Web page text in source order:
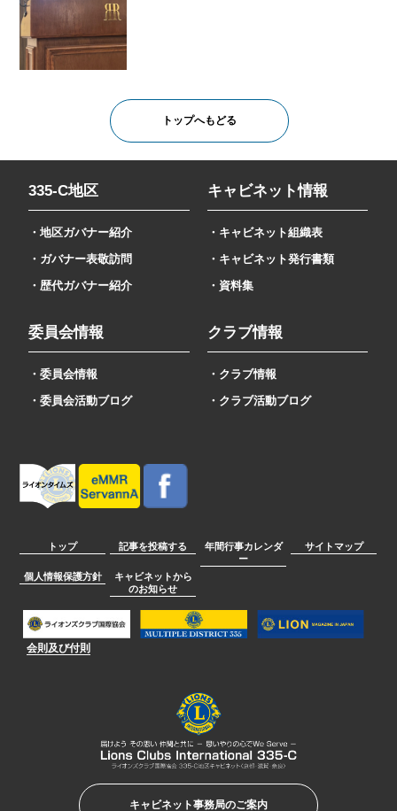
トップへもどる
335-C地区
・地区ガバナー紹介
・ガバナー表敬訪問
・歴代ガバナー紹介
キャビネット情報
・キャビネット組織表
・キャビネット発行書類
・資料集
委員会情報
・委員会情報
・委員会活動ブログ
クラブ情報
・クラブ情報
・クラブ活動ブログ
トップ 記事を投稿する
年間行事カレンダ
ー
サイトマップ
個人情報保護方針
キャビネットから
のお知らせ
会則及び付則
キャビネット事務局のご案内